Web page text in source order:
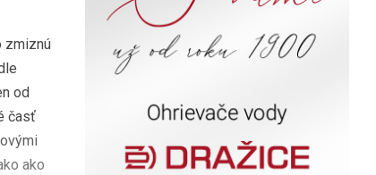
zmiznú
od
časť
ako